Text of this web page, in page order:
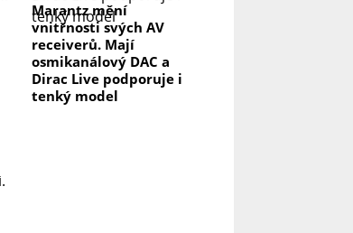
Marantz mění
vnitřnosti svých AV
receiverů. Mají
osmikanálový DAC a
Dirac Live podporuje i
tenký model